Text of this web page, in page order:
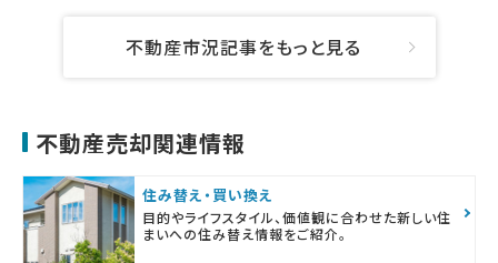
不動産市況記事をもっと見る
不動産売却関連情報
住み替え・買い換え
目的やライフスタイル、価値観に合わせた新しい住
まいへの住み替え情報をご紹介。